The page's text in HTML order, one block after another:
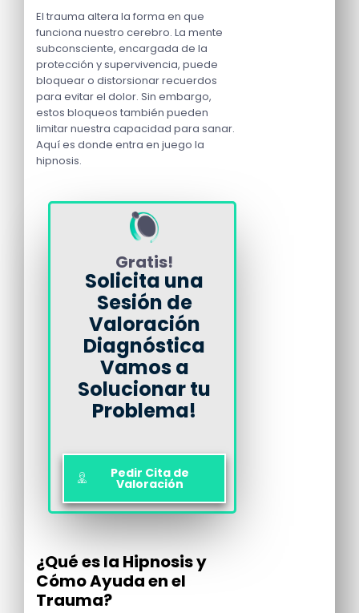
El trauma altera la forma en que
funciona nuestro cerebro. La mente
subconsciente, encargada de la
protección y supervivencia, puede
bloquear o distorsionar recuerdos
para evitar el dolor. Sin embargo,
estos bloqueos también pueden
limitar nuestra capacidad para sanar.
Aquí es donde entra en juego la
hipnosis.
Gratis!
Solicita una
Sesión de
Valoración
Diagnóstica
Vamos a
Solucionar tu
Problema!
Pedir Cita de
Valoración
¿Qué es la Hipnosis y
Cómo Ayuda en el
Trauma?